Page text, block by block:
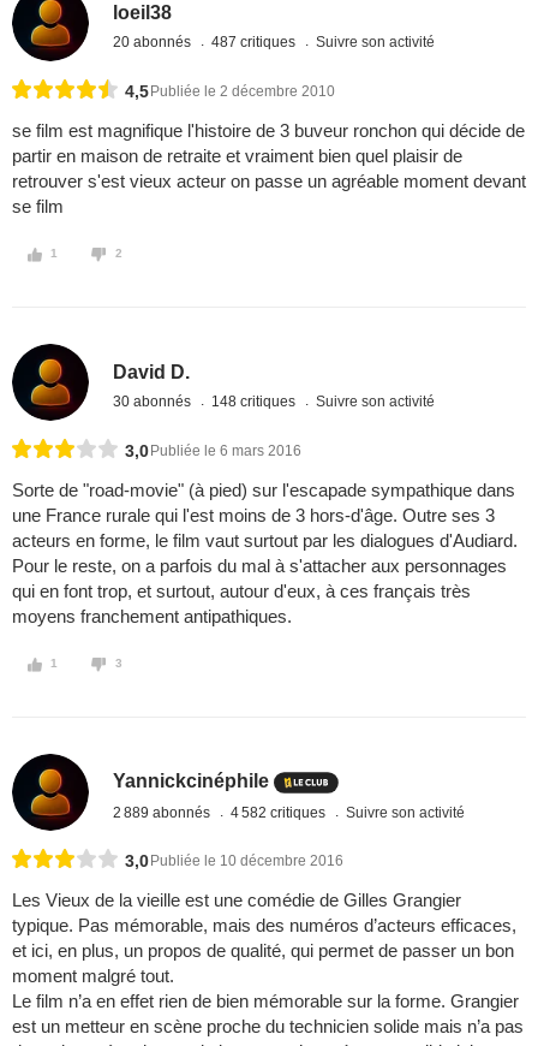
loeil38
20 abonnés 487 critiques Suivre son activité
4,5 Publiée le 2 décembre 2010
se film est magnifique l'histoire de 3 buveur ronchon qui décide de
partir en maison de retraite et vraiment bien quel plaisir de
retrouver s'est vieux acteur on passe un agréable moment devant
se film
1 2
David D.
30 abonnés 148 critiques Suivre son activité
3,0 Publiée le 6 mars 2016
Sorte de "road-movie" (à pied) sur l'escapade sympathique dans
une France rurale qui l'est moins de 3 hors-d'âge. Outre ses 3
acteurs en forme, le film vaut surtout par les dialogues d'Audiard.
Pour le reste, on a parfois du mal à s'attacher aux personnages
qui en font trop, et surtout, autour d'eux, à ces français très
moyens franchement antipathiques.
1 3
Yannickcinéphile
2 889 abonnés 4 582 critiques Suivre son activité
3,0 Publiée le 10 décembre 2016
Les Vieux de la vieille est une comédie de Gilles Grangier
typique. Pas mémorable, mais des numéros d’acteurs efficaces,
et ici, en plus, un propos de qualité, qui permet de passer un bon
moment malgré tout.
Le film n’a en effet rien de bien mémorable sur la forme. Grangier
est un metteur en scène proche du technicien solide mais n’a pas